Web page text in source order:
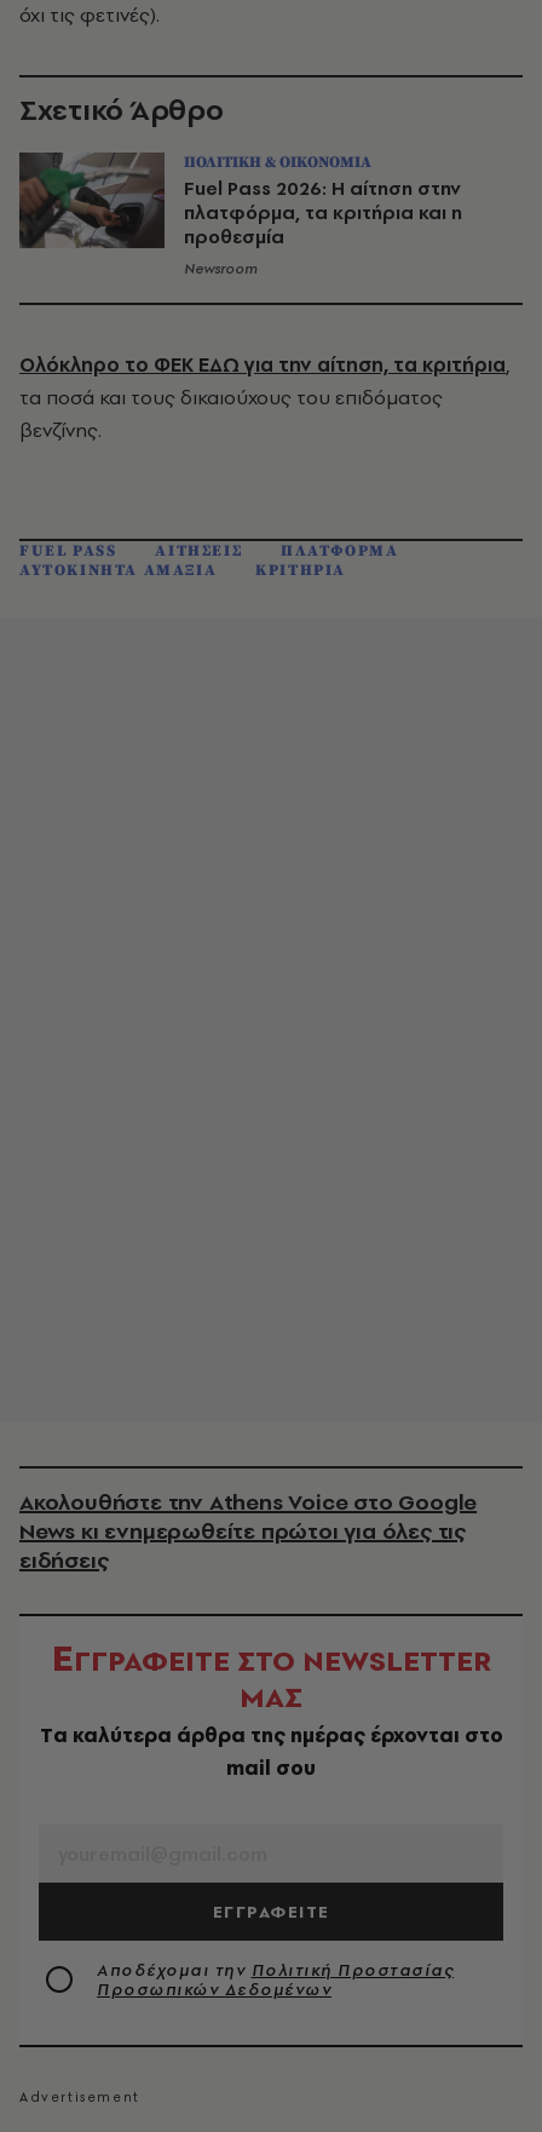
όχι τις φετινές).
Σχετικό Άρθρο
ΠΟΛΙΤΙΚΗ & ΟΙΚΟΝΟΜΙΑ
Fuel Pass 2026: Η αίτηση στην
πλατφόρμα, τα κριτήρια και η
προθεσμία
Newsroom
Ολόκληρο το ΦΕΚ ΕΔΩ για την αίτηση, τα κριτήρια,
τα ποσά και τους δικαιούχους του επιδόματος
βενζίνης.
FUEL PASS ΑΙΤΗΣΕΙΣ
ΠΛΑΤΦΟΡΜΑ
ΑΥΤΟΚΙΝΗΤΑ ΑΜΑΞΙΑ
ΚΡΙΤΗΡΙΑ
Ακολουθήστε την Athens Voice στο Google
News κι ενημερωθείτε πρώτοι για όλες τις
ειδήσεις
ΕΓΓΡΑΦΕΙΤΕ ΣΤΟ NEWSLETTER
ΜΑΣ
Tα καλύτερα άρθρα της ημέρας έρχονται στο
mail σου
ΕΓΓΡΑΦΕΙΤΕ
Αποδέχομαι την Πολιτική Προστασίας
Προσωπικών Δεδομένων